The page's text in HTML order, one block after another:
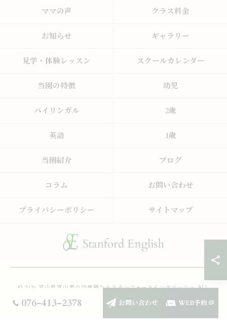
076-413-2378 お問い合わせ WEB予約
ママの声 クラス料金
お知らせ ギャラリー
見学・体験レッスン スクールカレンダー
当園の特徴 幼児
バイリンガル 2歳
英語 1歳
当園紹介 ブログ
コラム お問い合わせ
プライバシーポリシー サイトマップ
© 2026 富山県富山市の幼稚園ならスタンフォードイングリッシュ ALL
RIGHTS RESERVED.